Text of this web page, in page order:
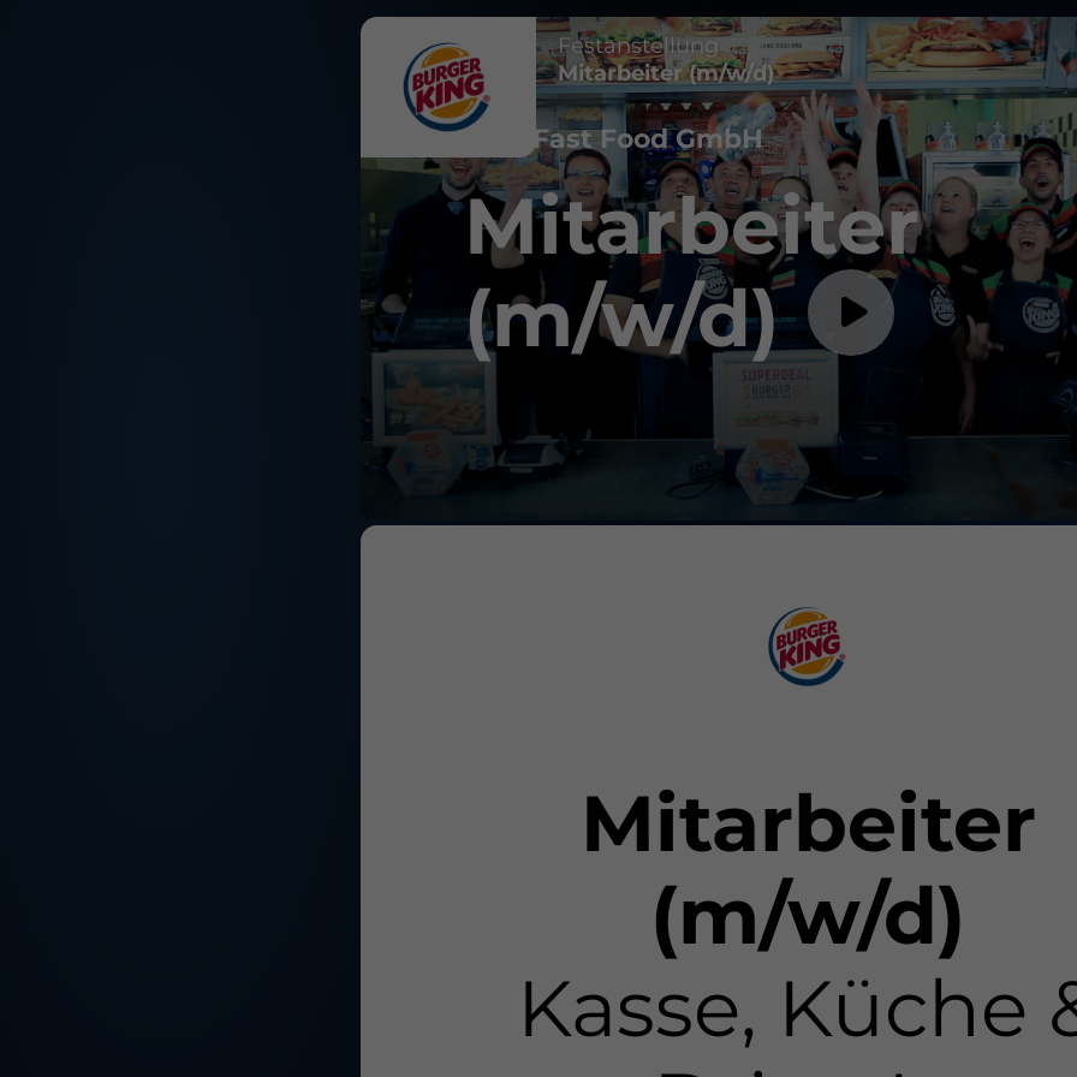
Festanstellung
Mitarbeiter (m/w/d)
KMS Fast Food GmbH
Mitarbeiter
(m/w/d)
Mitarbeiter
(m/w/d)
Kasse, Küche